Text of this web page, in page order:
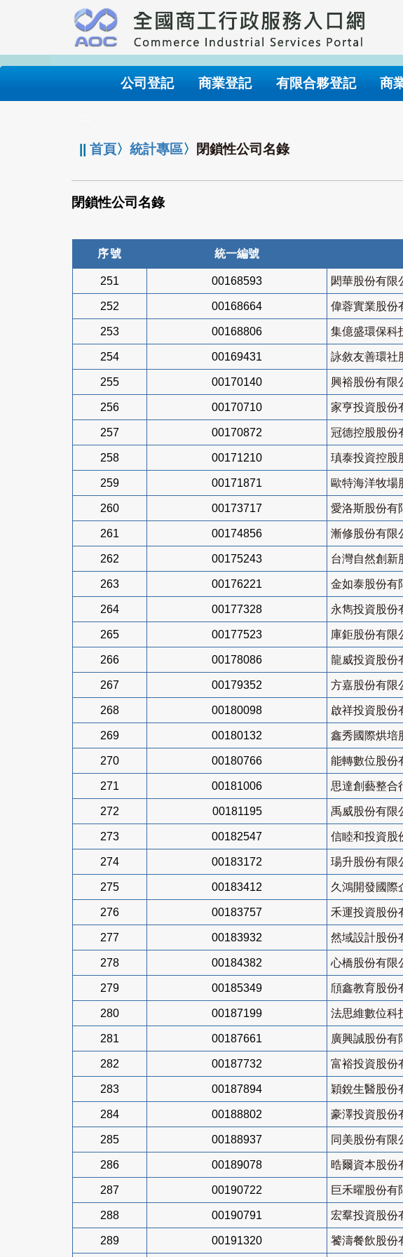
要
內
公司登記 商業登記 有限合夥登記 商
||首頁〉統計專區〉 閉鎖性公司名錄
閉鎖性公司名錄
序號 統一編號
251 00168593 閎華股份有限
252 00168664 偉蓉實業股份
253 00168806 集億盛環保科
254 00169431 詠敘友善環社
255 00170140 興裕股份有限
256 00170710 家亨投資股份
257 00170872 冠德控股股份
258 00171210 瑱泰投資控股
259 00171871 歐特海洋牧場
260 00173717 愛洛斯股份有
261 00174856 漸修股份有限
262 00175243 台灣自然創新
263 00176221 金如泰股份有
264 00177328 永雋投資股份
265 00177523 庫鉅股份有限
266 00178086 龍威投資股份
267 00179352 方嘉股份有限
268 00180098 啟祥投資股份
269 00180132 鑫秀國際烘培
270 00180766 能轉數位股份
271 00181006 思達創藝整合
272 00181195 禹威股份有限
273 00182547 信睦和投資股
274 00183172 瑒升股份有限
275 00183412 久鴻開發國際
276 00183757 禾運投資股份
277 00183932 然域設計股份
278 00184382 心橋股份有限
279 00185349 頎鑫教育股份
280 00187199 法思維數位科
281 00187661 廣興誠股份有
282 00187732 富裕投資股份
283 00187894 穎銳生醫股份
284 00188802 豪澤投資股份
285 00188937 同美股份有限
286 00189078 晧爾資本股份
287 00190722 巨禾曜股份有
288 00190791 宏羣投資股份
289 00191320 饕濤餐飲股份